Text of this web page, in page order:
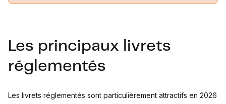
Les principaux livrets
réglementés
Les livrets réglementés sont particulièrement attractifs en 2026